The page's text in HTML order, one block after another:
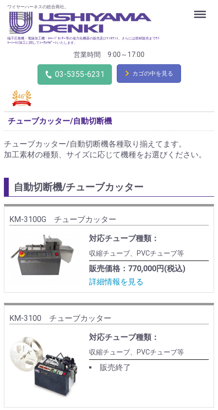
ワイヤーハーネスの総合商社。
端子圧着機・電線加工機・ﾁｭｰﾌﾞｶｯﾀｰ等の省力化機器の販売及びﾒﾝﾃﾅﾝｽ。さらには部材販売までﾜｲ
ﾔｰﾊｰﾈｽ加工に関してﾄｰﾀﾙｻﾎﾟｰﾄいたします。
営業時間 9:00～17:00
03-5355-6231 カゴの中を見る
Menu
チューブカッター/自動切断機
チューブカッター/自動切断機各種取り揃えてます。
加工素材の種類、サイズに応じて機種をお選びください。
自動切断機/チューブカッター
KM-3100G チューブカッター
対応チューブ種類：
収縮チューブ、PVCチューブ等
販売価格：770,000円(税込)
詳細情報を見る
KM-3100 チューブカッター
対応チューブ種類：
収縮チューブ、PVCチューブ等
販売終了